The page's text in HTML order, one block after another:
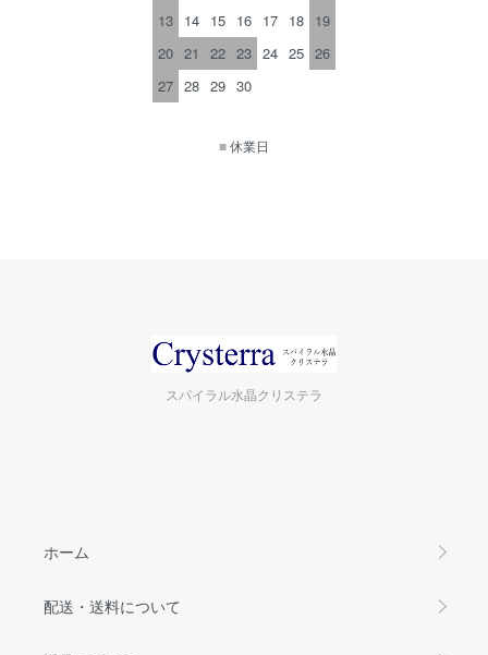
13 14 15 16 17 18 19
20 21 22 23 24 25 26
27 28 29 30
■休業日
スパイラル水晶クリステラ
ホーム
配送・送料について